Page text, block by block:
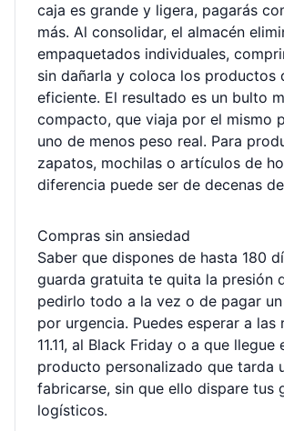
caja es grande y ligera, pagarás
más. Al consolidar, el almacén
empaquetados individuales,
sin dañarla y coloca los productos
eficiente. El resultado es un bulto
compacto, que viaja por el mismo
uno de menos peso real. Para
zapatos, mochilas o artículos de
diferencia puede ser de decenas
Compras sin ansiedad
Saber que dispones de hasta 180
guarda gratuita te quita la presión
pedirlo todo a la vez o de pagar
por urgencia. Puedes esperar a las
11.11, al Black Friday o a que llegue
producto personalizado que tarda
fabricarse, sin que ello dispare tus
logísticos.